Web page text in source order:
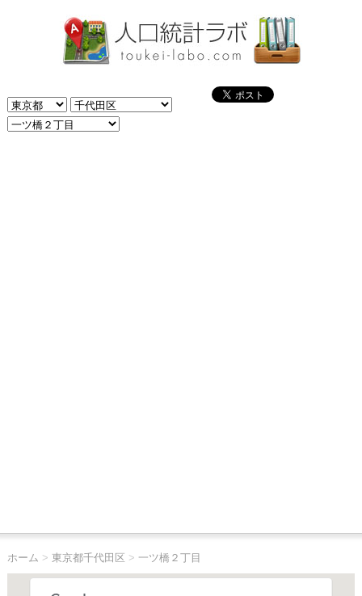
ホーム > 東京都千代田区 > 一ツ橋２丁目